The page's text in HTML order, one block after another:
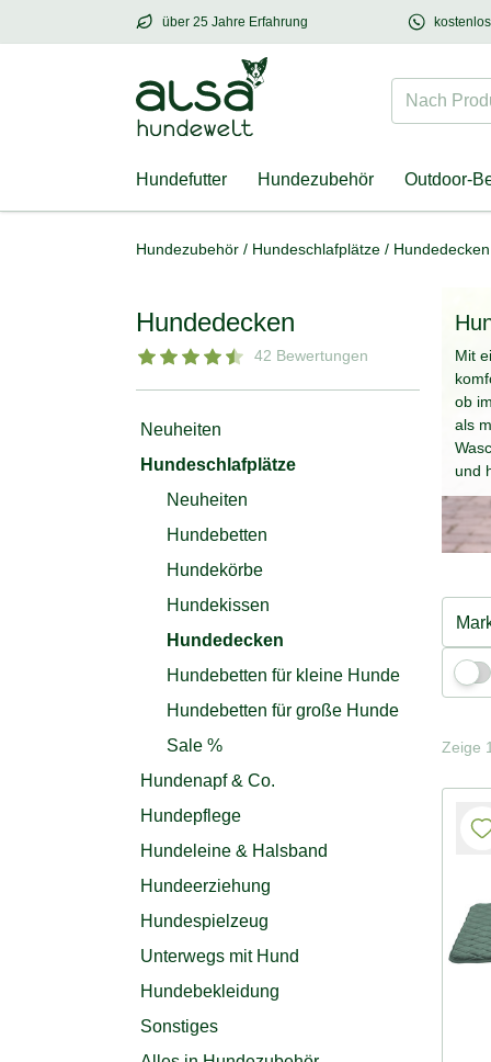
über 25 Jahre Erfahrung
über25 Jahre Erfahrung – mit Herz für
Nach
Hundefutter Hundezubehör Outdoor-
Hundezubehör / Hundeschlafplätze / Hundedecken
Hundedecken
42 Bewertungen
Neuheiten
Hundeschlafplätze
Neuheiten
Hundebetten
Hundekörbe
Hundekissen
Hundedecken
Hundebetten für kleine Hunde
Hundebetten für große Hunde
Sale %
Hundenapf & Co.
Hundepflege
Hundeleine & Halsband
Hundeerziehung
Hundespielzeug
Unterwegs mit Hund
Hundebekleidung
Sonstiges
Mit
ob
als
und
Zeige